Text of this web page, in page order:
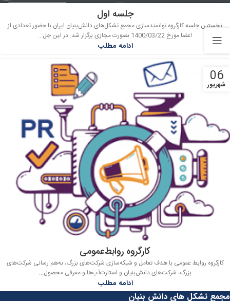
جلسه اول
نخستین جلسه کارگروه توانمندسازی مجمع تشکل‌های دانش‌بنیان ایران با حضور تعدادی از
اعضا مورخ 1400/03/22 بصورت مجازی برگزار شد. در این جل...
ادامه مطلب
06
شهریور
کارگروه روابط‌عمومی
کارگروه روابط عمومی با هدف تعامل و شبکه‌سازی شرکت‌های بزرگ، به‌هم رسانی شرکت‌های
بزرگ، شرکت‌های دانش‌بنیان و استارت‌آپ‌ها و معرفی محصول...
ادامه مطلب
مجمع تشکل های دانش بنیان